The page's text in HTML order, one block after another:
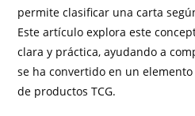
permite clasificar una carta
Este artículo explora este
clara y práctica, ayudando a
se ha convertido en un
de productos TCG.